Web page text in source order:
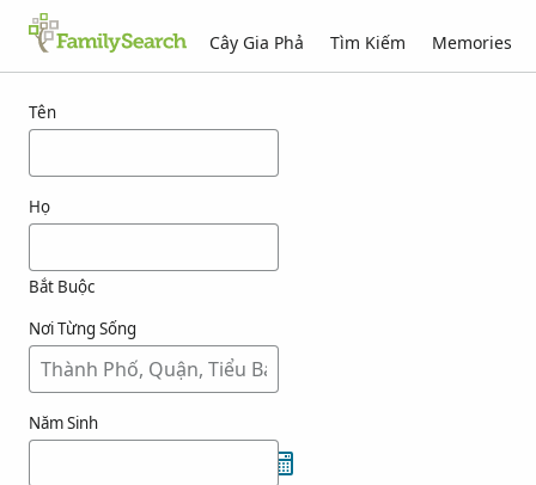
Cây Gia Phả Tìm Kiếm Memories
Tên
Họ
Bắt Buộc
Nơi Từng Sống
Năm Sinh